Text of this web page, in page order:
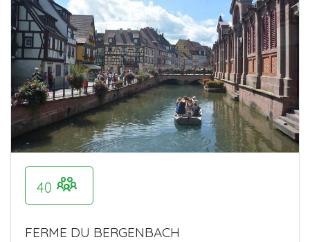
40
FERME DU BERGENBACH